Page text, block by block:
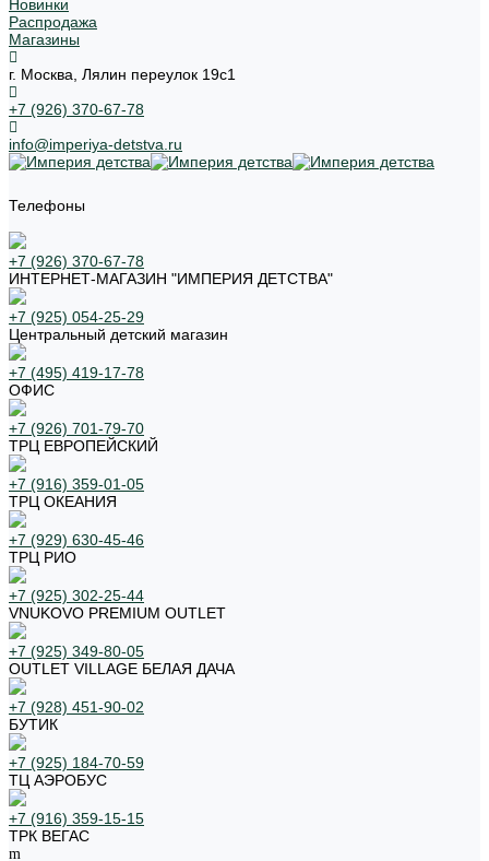
Новинки
Распродажа
Магазины
г. Москва, Лялин переулок 19с1
+7 (926) 370-67-78
info@imperiya-detstva.ru
Телефоны
+7 (926) 370-67-78
ИНТЕРНЕТ-МАГАЗИН "ИМПЕРИЯ ДЕТСТВА"
+7 (925) 054-25-29
Центральный детский магазин
+7 (495) 419-17-78
ОФИС
+7 (926) 701-79-70
ТРЦ ЕВРОПЕЙСКИЙ
+7 (916) 359-01-05
ТРЦ ОКЕАНИЯ
+7 (929) 630-45-46
ТРЦ РИО
+7 (925) 302-25-44
VNUKOVO PREMIUM OUTLET
+7 (925) 349-80-05
OUTLET VILLAGE БЕЛАЯ ДАЧА
+7 (928) 451-90-02
БУТИК
+7 (925) 184-70-59
ТЦ АЭРОБУС
+7 (916) 359-15-15
ТРК ВЕГАС